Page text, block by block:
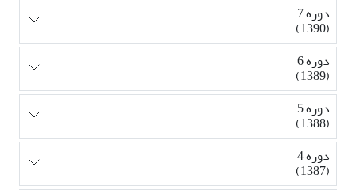
دوره 7
(1390)
دوره 6
(1389)
دوره 5
(1388)
دوره 4
(1387)